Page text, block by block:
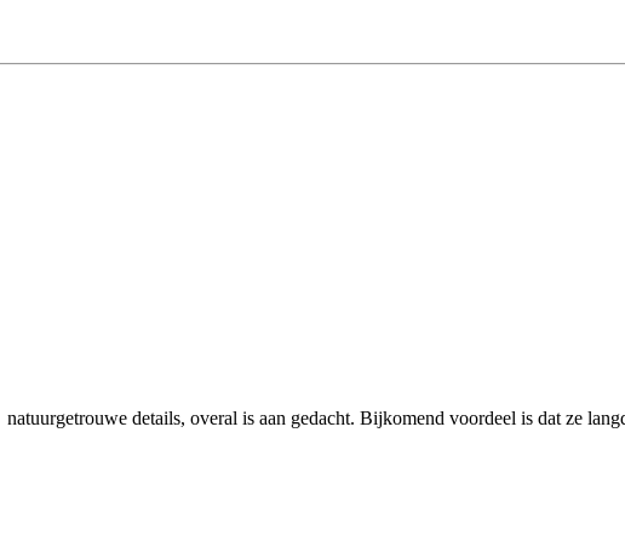
details, overal is aan gedacht. Bijkomend voordeel is dat ze